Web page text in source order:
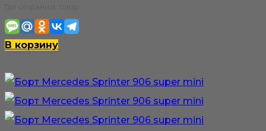
В корзину